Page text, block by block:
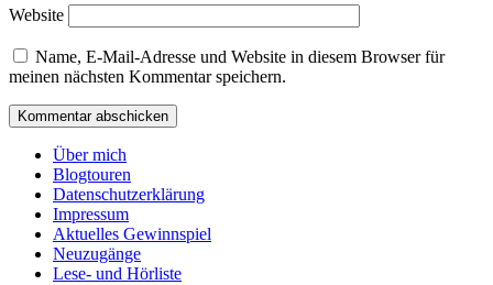
Website
Name, E-Mail-Adresse und Website in diesem Browser für
meinen nächsten Kommentar speichern.
Über mich
Blogtouren
Datenschutzerklärung
Impressum
Aktuelles Gewinnspiel
Neuzugänge
Lese- und Hörliste